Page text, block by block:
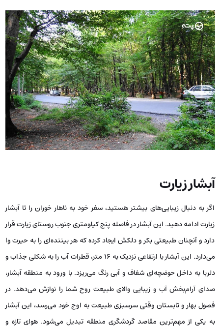
آبشار زیارت
اگر به دنبال زیبایی‌های بیشتر هستید، سفر خود به ناهار خوران را تا آبشار
زیارت ادامه دهید. این آبشار در فاصله پنج کیلومتری جنوب روستای زیارت قرار
دارد و آنچنان طبیعتی بکر و دلکش ایجاد کرده که هر بیننده‌ای را به حیرت وا
می‌دارد. این آبشار با ارتفاعی نزدیک به ۱۶ متر، قطرات آب را به شکلی جذاب و
دلربا به داخل حوضچه‌ای شفاف و آبی رنگ می‌ریزد. با ورود به منطقه آبشار،
صدای آرام‌بخش آب و زیبایی والای طبیعت روح شما را نوازش می‌دهد. در
فصول بهار و تابستان وقتی سرسبزی طبیعت به اوج خود می‌رسد، این آبشار
به یکی از مهم‌ترین مقاصد گردشگری منطقه تبدیل می‌شود. هوای تازه و